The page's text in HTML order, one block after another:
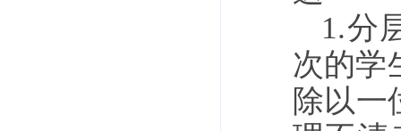
1.分
次的学
除以一